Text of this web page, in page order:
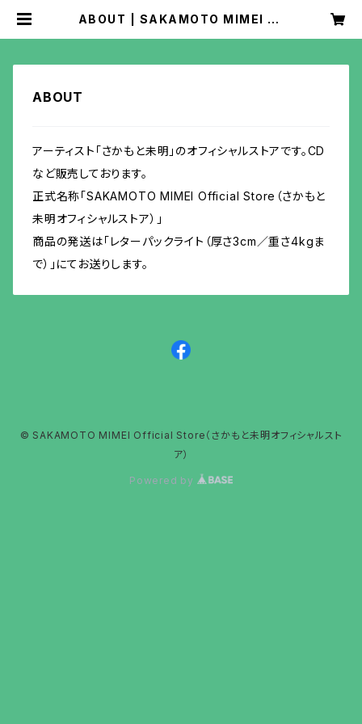
ABOUT | SAKAMOTO MIMEI Of
ABOUT
アーティスト「さかもと未明」のオフィシャルストアです。CD
など販売しております。
正式名称「SAKAMOTO MIMEI Official Store（さかもと
未明オフィシャルストア）」
商品の発送は「レターパックライト（厚さ3cm／重さ4kgま
で）」にてお送りします。
© SAKAMOTO MIMEI Official Store（さかもと未明オフィシャルスト
ア）
Powered by